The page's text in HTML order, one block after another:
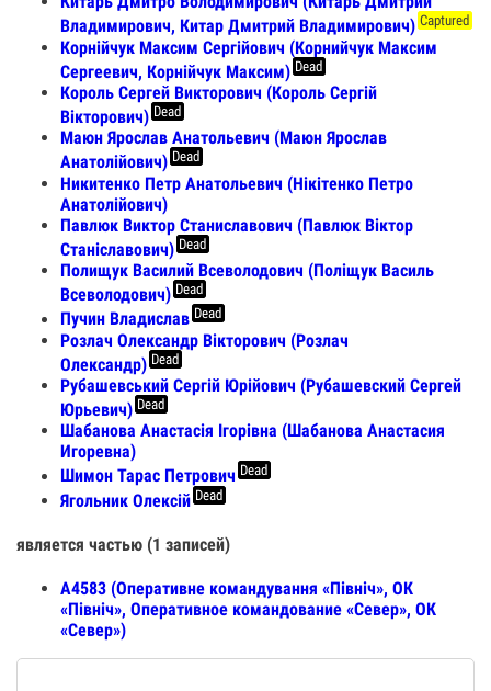
Владимирович, Китар Дмитрий Владимирович) Captured
Корнійчук Максим Сергійович (Корнийчук Максим
Сергеевич, Корнійчук Максим) Dead
Король Сергей Викторович (Король Сергій
Вікторович) Dead
Маюн Ярослав Анатольевич (Маюн Ярослав
Анатолійович) Dead
Никитенко Петр Анатольевич (Нікітенко Петро
Анатолійович)
Павлюк Виктор Станиславович (Павлюк Віктор
Станіславович) Dead
Полищук Василий Всеволодович (Поліщук Василь
Всеволодович) Dead
Пучин Владислав Dead
Розлач Олександр Вікторович (Розлач
Олександр) Dead
Рубашевський Сергій Юрійович (Рубашевский Сергей
Юрьевич) Dead
Шабанова Анастасія Ігорівна (Шабанова Анастасия
Игоревна)
Шимон Тарас Петрович Dead
Ягольник Олексій Dead
является частью (1 записей)
А4583 (Оперативне командування «Північ», ОК
«Північ», Оперативное командование «Север», ОК
«Север»)